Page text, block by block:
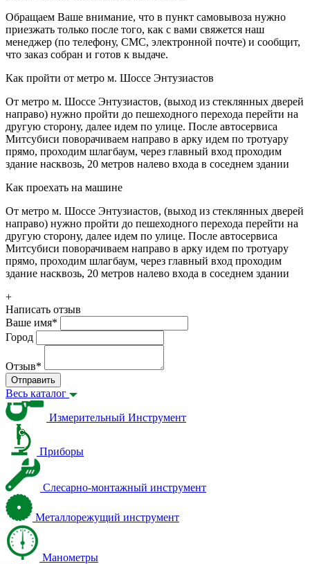
Обращаем Ваше внимание, что в пункт самовывоза нужно
приезжать только после того, как с вами свяжется наш
менеджер (по телефону, СМС, электронной почте) и сообщит,
что заказ собран и готов к выдаче.
Как пройти от метро м. Шоссе Энтузиастов
От метро м. Шоссе Энтузиастов, (выход из стеклянных дверей
направо) нужно пройти до пешеходного перехода перейти на
другую сторону, далее идем по улице. После автосервиса
Митсубиси поворачиваем направо в арку идем по тротуару
прямо, проходим шлагбаум, через главный вход проходим
здание насквозь, 20 метров налево входа в соседнем здании
Как проехать на машине
От метро м. Шоссе Энтузиастов, (выход из стеклянных дверей
направо) нужно пройти до пешеходного перехода перейти на
другую сторону, далее идем по улице. После автосервиса
Митсубиси поворачиваем направо в арку идем по тротуару
прямо, проходим шлагбаум, через главный вход проходим
здание насквозь, 20 метров налево входа в соседнем здании
+
Написать отзыв
Ваше имя*
Город
Отзыв*
Отправить
Весь каталог
Измерительный Инструмент
Приборы
Слесарно-монтажный инструмент
Металлорежущий инструмент
Манометры